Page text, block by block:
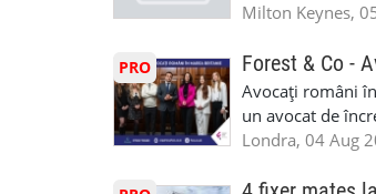
la Amazon.
SAPTAMANALA
interesati
Milton Keynes,
PRO Forest & Co -
Avocați români
un avocat de
Solicitors,
familiei (divorț,
Londra, 04 Aug